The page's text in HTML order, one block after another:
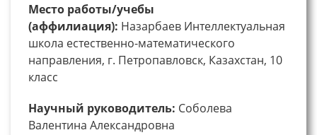
Место работы/учебы
(аффилиация): Назарбаев Интеллектуальная
школа естественно-математического
направления, г. Петропавловск, Казахстан, 10
класс
Научный руководитель: Соболева
Валентина Александровна